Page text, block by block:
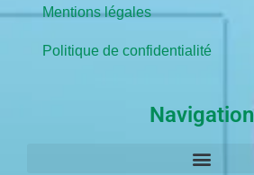
Mentions légales
Politique de confidentialité
Navigation